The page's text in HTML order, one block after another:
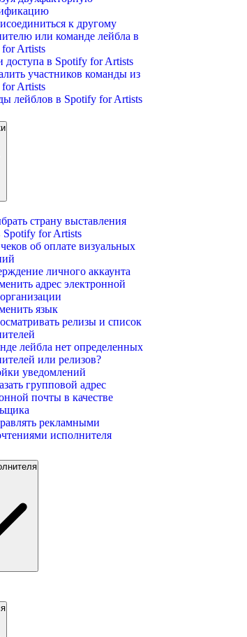
к другому
или команде лейбла в
Artists
доступа в Spotify for Artists
участников команды из
Artists
лейблов в Spotify for Artists
страну выставления
Spotify for Artists
об оплате визуальных
личного аккаунта
адрес электронной
язык
релизы и список
лейбла нет определенных
или релизов?
уведомлений
групповой адрес
почты в качестве
рекламными
исполнителя